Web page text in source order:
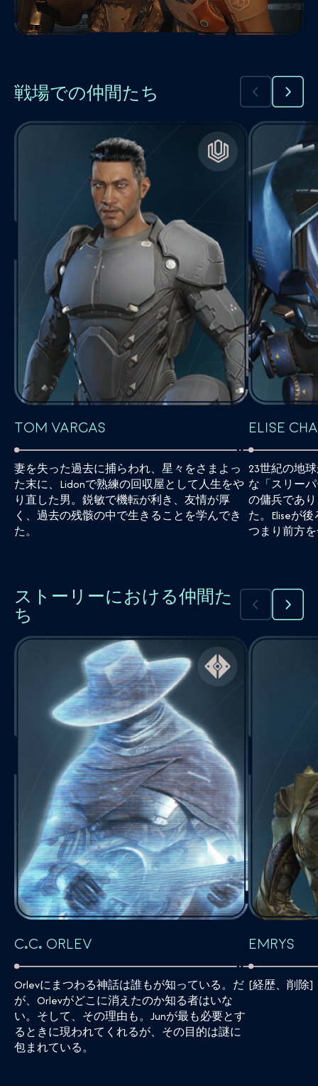
戦場での仲間たち
Tom Vargas
妻を失った過去に捕らわれ、星々をさまよっ
た末に、Lidonで熟練の回収屋として人生をや
り直した男。鋭敏で機転が利き、友情が厚
く、過去の残骸の中で生きることを学んでき
た。
Elise
23世紀の地
な「スリー
の傭兵であ
た。Eliseが
つまり前方
ストーリーにおける仲間た
ち
C.C. Orlev
Orlevにまつわる神話は誰もが知っている。だ
が、Orlevがどこに消えたのか知る者はいな
い。そして、その理由も。Junが最も必要とす
るときに現われてくれるが、その目的は謎に
包まれている。
Emrys
[経歴、削除]